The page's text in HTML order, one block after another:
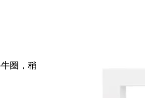
圈，稍